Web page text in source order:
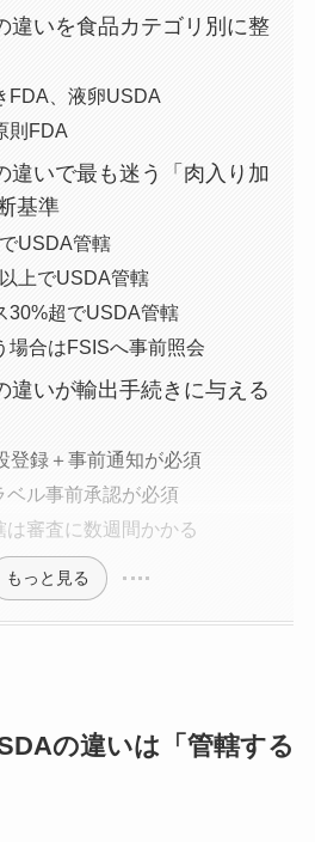
違いを食品カテゴリ別に整
FDA、液卵USDA
則FDA
違いで最も迷う「肉入り加
基準
USDA管轄
上でUSDA管轄
30%超でUSDA管轄
場合はFSISへ事前照会
違いが輸出手続きに与える
登録＋事前通知が必須
ベル事前承認が必須
は審査に数週間かかる
もっと見る
の違いは「管轄する